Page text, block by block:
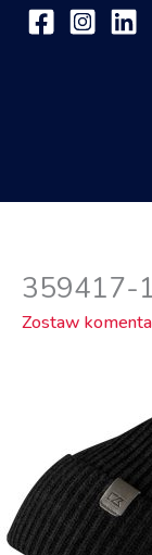
Przejdź
359417-
Zostaw